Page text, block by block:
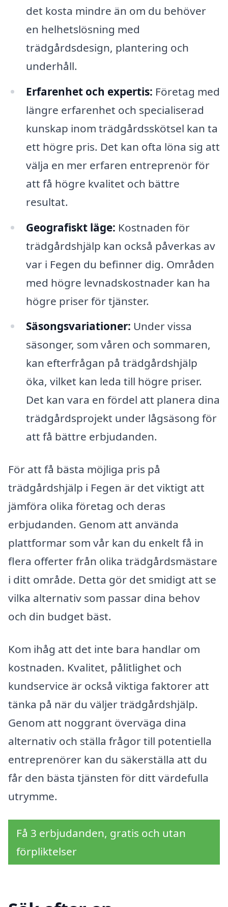
det kosta mindre än om du behöver
en helhetslösning med
trädgårdsdesign, plantering och
underhåll.
Erfarenhet och expertis: Företag med
längre erfarenhet och specialiserad
kunskap inom trädgårdsskötsel kan ta
ett högre pris. Det kan ofta löna sig att
välja en mer erfaren entreprenör för
att få högre kvalitet och bättre
resultat.
Geografiskt läge: Kostnaden för
trädgårdshjälp kan också påverkas av
var i Fegen du befinner dig. Områden
med högre levnadskostnader kan ha
högre priser för tjänster.
Säsongsvariationer: Under vissa
säsonger, som våren och sommaren,
kan efterfrågan på trädgårdshjälp
öka, vilket kan leda till högre priser.
Det kan vara en fördel att planera dina
trädgårdsprojekt under lågsäsong för
att få bättre erbjudanden.
För att få bästa möjliga pris på
trädgårdshjälp i Fegen är det viktigt att
jämföra olika företag och deras
erbjudanden. Genom att använda
plattformar som vår kan du enkelt få in
flera offerter från olika trädgårdsmästare
i ditt område. Detta gör det smidigt att se
vilka alternativ som passar dina behov
och din budget bäst.
Kom ihåg att det inte bara handlar om
kostnaden. Kvalitet, pålitlighet och
kundservice är också viktiga faktorer att
tänka på när du väljer trädgårdshjälp.
Genom att noggrant överväga dina
alternativ och ställa frågor till potentiella
entreprenörer kan du säkerställa att du
får den bästa tjänsten för ditt värdefulla
utrymme.
Få 3 erbjudanden, gratis och utan
förpliktelser